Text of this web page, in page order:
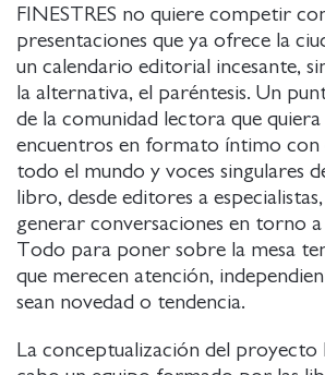
FINESTRES no quiere competir
presentaciones que ya ofrece la
un calendario editorial incesante,
la alternativa, el paréntesis. Un
de la comunidad lectora que
encuentros en formato íntimo con
todo el mundo y voces singulares
libro, desde editores a
generar conversaciones en torno
Todo para poner sobre la mesa
que merecen atención,
sean novedad o tendencia.
La conceptualización del proyecto